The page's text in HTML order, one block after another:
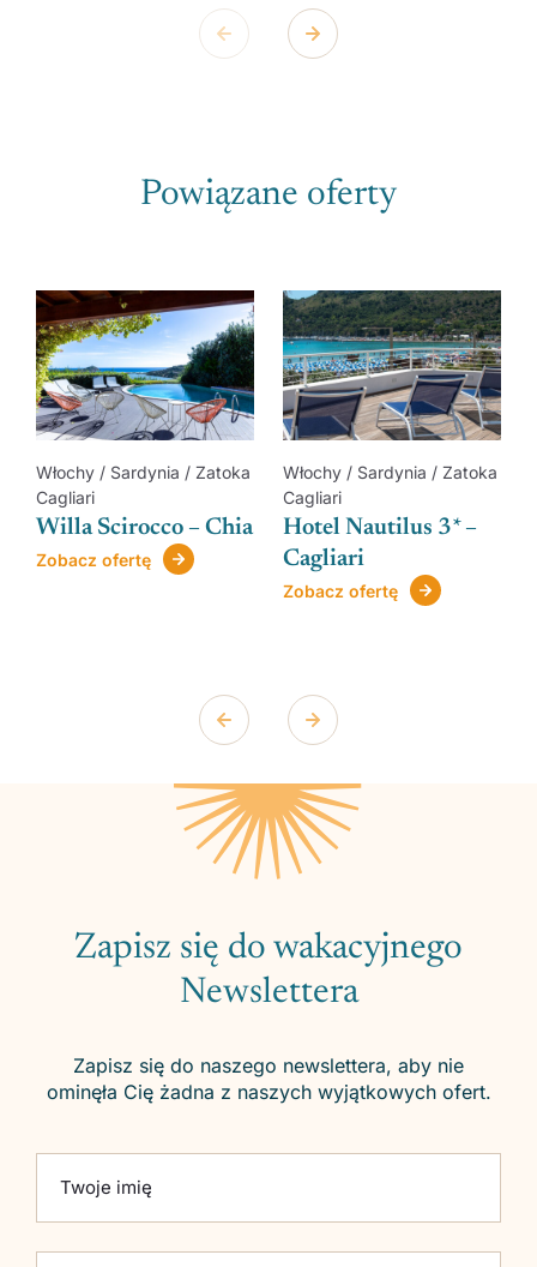
Powiązane oferty
Włochy / Sardynia / Zatoka
Cagliari
Willa Scirocco – Chia
Zobacz ofertę
Włochy / Sardynia / Zatoka
Cagliari
Hotel Nautilus 3* –
Cagliari
Zobacz ofertę
Zapisz się do wakacyjnego
Newslettera
Zapisz się do naszego newslettera, aby nie
ominęła Cię żadna z naszych wyjątkowych ofert.
Twoje imię